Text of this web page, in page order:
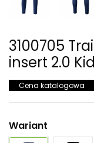
3100705
insert 2.0
Cena katalogowa
Wariant